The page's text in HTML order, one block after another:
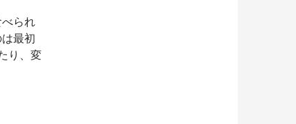
られ
最初
り、変